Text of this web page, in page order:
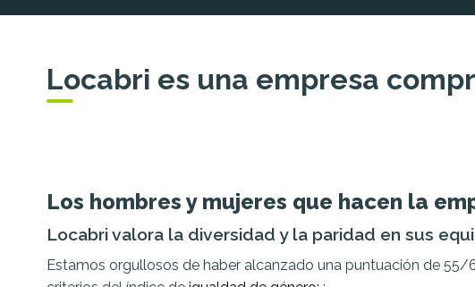
Locabri es una empresa
Los hombres y mujeres que hacen la
Locabri valora la diversidad y la paridad en sus
Estamos orgullosos de haber alcanzado una puntuación de 55/